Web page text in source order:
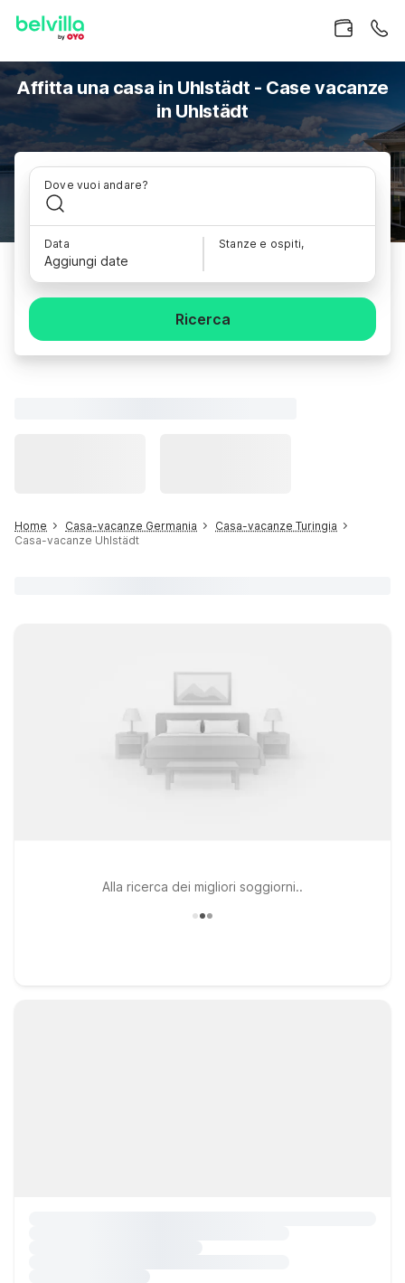
Affitta una casa in Uhlstädt - Case vacanze
in Uhlstädt
Dove vuoi andare?
Data
Aggiungi date
Stanze e ospiti,
Ricerca
Home Casa-vacanze Germania
Casa-vacanze Turingia
Casa-vacanze Uhlstädt
Alla ricerca dei migliori soggiorni..